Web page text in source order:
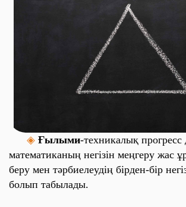
◈ Ғылыми-техникалық прогресс
математиканың негізін меңгеру жас
беру мен тәрбиелеудің бірден-бір
болып табылады.